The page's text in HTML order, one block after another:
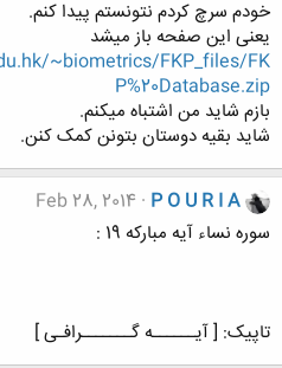
خودم سرچ کردم نتونستم پیدا کنم.
یعنی این صفحه باز میشد
~biometrics/FKP_files/FK
P%20Database.zip
بازم شاید من اشتباه میکنم.
شاید بقیه دوستان بتونن کمک کنن.
P O U R I A
Feb 28, 2014
سوره نساء آیه مبارکه 19 :
تاپیک: [ آیــــــه گـــــــرافـی ]